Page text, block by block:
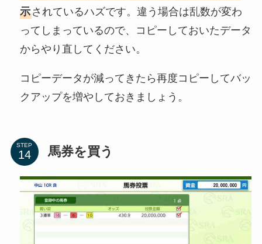
示されているハズです。違う場合は乱数が変わ
ってしまっているので、コピーしておいたデータ
からやり直してください。
コピーデータが減ってきたら再度コピーしてバッ
クアップを増やしておきましょう。
STEP 馬券を買う